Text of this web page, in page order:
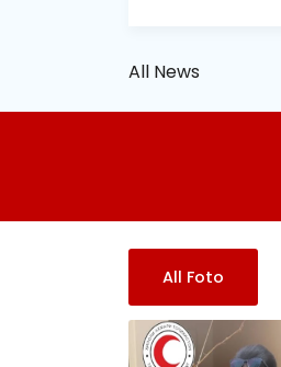
All News
All Foto